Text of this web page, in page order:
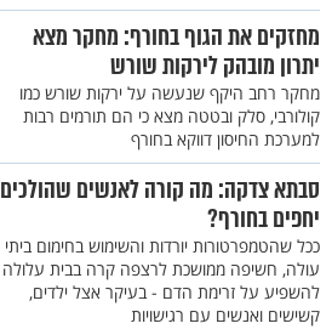
מחזקים את הגוף בחורף: מחקר מצא
יתרון מובהק לירקות שורש
מחקר רחב היקף שנעשה על ירקות שורש כמו
קולורבי, סלק ובטטה מצא כי הם תורמים רבות
למערכת החיסון דווקא בחורף
סבתא צדקה: מה קורה לאנשים שהולכים
יחפים בחורף?
ככל שהטמפרטורות יורדות והשימוש בחימום ביתי
עולה, חשיפה ממושכת לרצפה קרה בבית עלולה
להשפיע על זרימת הדם - בעיקר אצל ילדים,
קשישים ואנשים עם רגישויות